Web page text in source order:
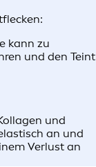
kann zu
und den Teint
und
an und
Verlust an